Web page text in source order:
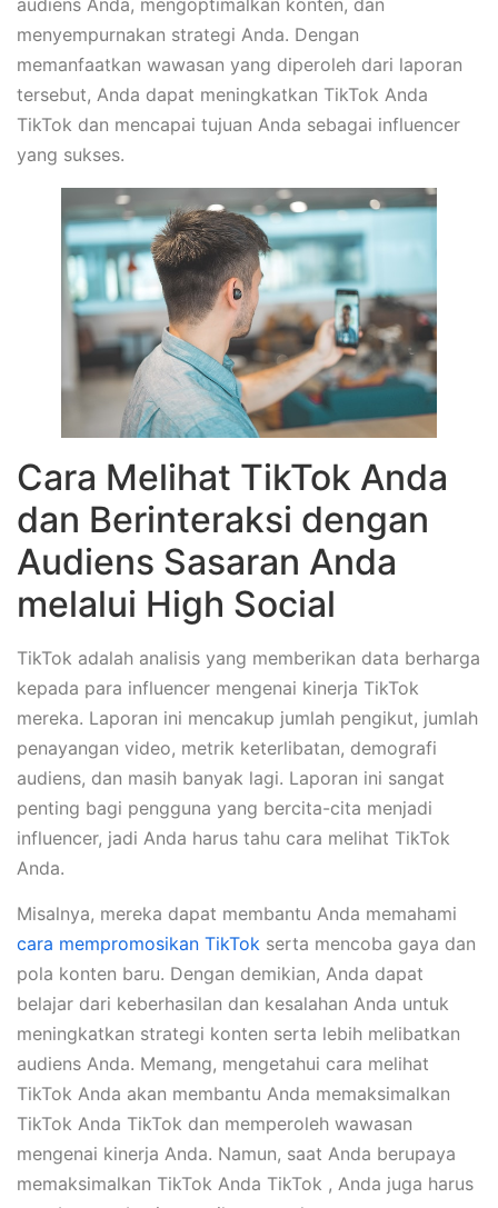
menyempurnakan strategi Anda. Dengan
memanfaatkan wawasan yang diperoleh dari laporan
tersebut, Anda dapat meningkatkan TikTok Anda
TikTok dan mencapai tujuan Anda sebagai influencer
yang sukses.
Cara Melihat TikTok Anda
dan Berinteraksi dengan
Audiens Sasaran Anda
melalui High Social
TikTok adalah analisis yang memberikan data berharga
kepada para influencer mengenai kinerja TikTok
mereka. Laporan ini mencakup jumlah pengikut, jumlah
penayangan video, metrik keterlibatan, demografi
audiens, dan masih banyak lagi. Laporan ini sangat
penting bagi pengguna yang bercita-cita menjadi
influencer, jadi Anda harus tahu cara melihat TikTok
Anda.
Misalnya, mereka dapat membantu Anda memahami
cara mempromosikan TikTok serta mencoba gaya dan
pola konten baru. Dengan demikian, Anda dapat
belajar dari keberhasilan dan kesalahan Anda untuk
meningkatkan strategi konten serta lebih melibatkan
audiens Anda. Memang, mengetahui cara melihat
TikTok Anda akan membantu Anda memaksimalkan
TikTok Anda TikTok dan memperoleh wawasan
mengenai kinerja Anda. Namun, saat Anda berupaya
memaksimalkan TikTok Anda TikTok , Anda juga harus